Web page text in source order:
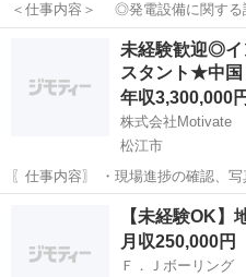
＜仕事内容＞ ◎発電設備に関する
重点施設建設工事における各機器の
ラント施設内特別重点施設建設工
ラッシング工事の助勢業務（...
土木 未経験
未経験歓迎◎イ
スタント★中
年収3,300,000円
株式会社Motivate
松江市
〖仕事内容〗 ・現場進捗の確認、写真撮影と管理 ・安全パトロール／
朝礼・昼礼の司会進行 ・名簿・工程表など書類作成、電話対応 ・CAD施工管理 未
【未経験OK】
月収250,000円
Ｆ．Ｊボーリング